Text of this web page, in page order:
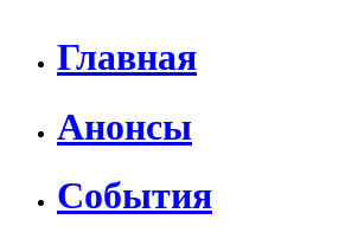
Главная
Анонсы
События